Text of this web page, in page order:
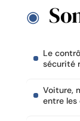
Le
sécurité
Voiture,
entre les